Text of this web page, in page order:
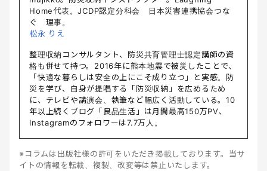
Home代表。JCDP認定分科会 日本災害連携協会つな
ぐ 理事。
松永 りえ
整理収納コンサルタント、防災共育管理士認定講師の資
格も併せて持つ。2016年に熊本地震で被災したことで、
「快適な暮らしは安全の上にこそ成り立つ」と実感。防
災を学び、自身が提唱する「防災収納」を広めるため
に、テレビや講演会、執筆など幅広く活動している。10
年以上続くブログ「良品生活」は月間最高150万PV、
Instagramのフォロワーは7.7万人。
※コラムは出版社様の許可をいただき掲載しております。当サ
イトの情報を転載、複製、改変等は禁止いたします。